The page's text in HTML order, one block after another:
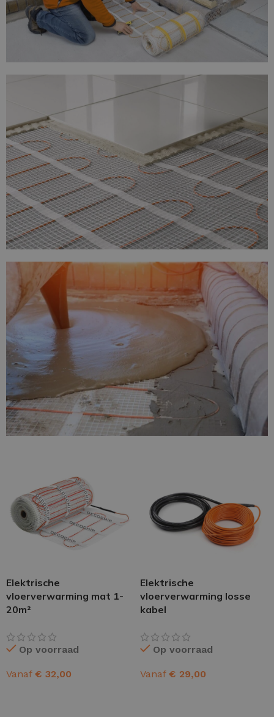
Elektrische
vloerverwarming mat 1-
20m²
Op voorraad
Vanaf € 32,00
Elektrische
vloerverwarming losse
kabel
Op voorraad
Vanaf € 29,00